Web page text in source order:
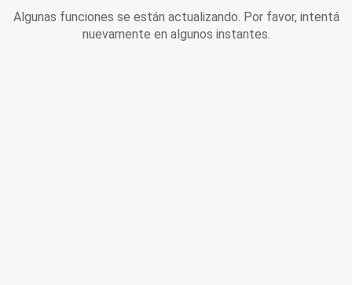
Algunas funciones se están actualizando. Por favor, intentá
nuevamente en algunos instantes.